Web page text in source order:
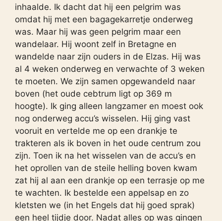
inhaalde. Ik dacht dat hij een pelgrim was
omdat hij met een bagagekarretje onderweg
was. Maar hij was geen pelgrim maar een
wandelaar. Hij woont zelf in Bretagne en
wandelde naar zijn ouders in de Elzas. Hij was
al 4 weken onderweg en verwachte of 3 weken
te moeten. We zijn samen opgewandeld naar
boven (het oude cebtrum ligt op 369 m
hoogte). Ik ging alleen langzamer en moest ook
nog onderweg accu’s wisselen. Hij ging vast
vooruit en vertelde me op een drankje te
trakteren als ik boven in het oude centrum zou
zijn. Toen ik na het wisselen van de accu’s en
het oprollen van de steile helling boven kwam
zat hij al aan een drankje op een terrasje op me
te wachten. Ik bestelde een appelsap en zo
kletsten we (in het Engels dat hij goed sprak)
een heel tijdje door. Nadat alles op was gingen